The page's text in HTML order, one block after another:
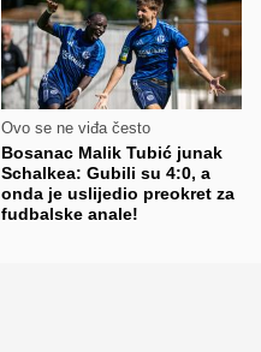
Ovo se ne viđa često
Bosanac Malik Tubić junak
Schalkea: Gubili su 4:0, a
onda je uslijedio preokret za
fudbalske anale!